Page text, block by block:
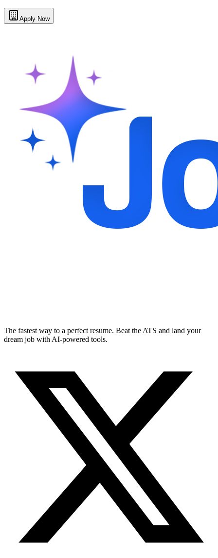
Apply Now
The fastest way to a perfect resume. Beat the ATS and land your
dream job with AI-powered tools.